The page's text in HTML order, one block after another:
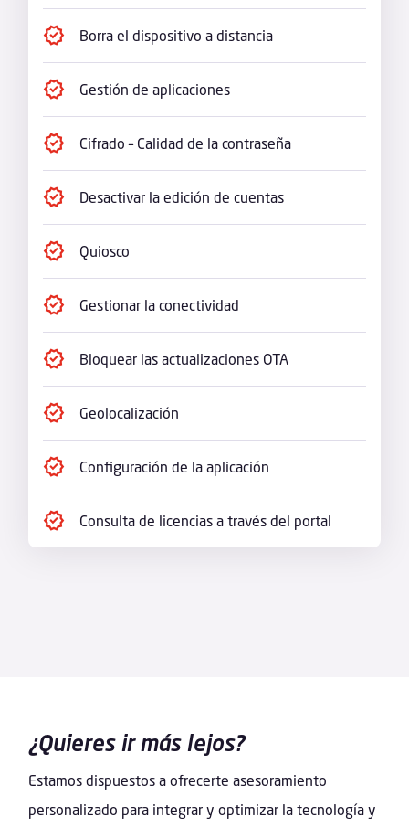
Borra el dispositivo a distancia
Gestión de aplicaciones
Cifrado – Calidad de la contraseña
Desactivar la edición de cuentas
Quiosco
Gestionar la conectividad
Bloquear las actualizaciones OTA
Geolocalización
Configuración de la aplicación
Consulta de licencias a través del portal
¿Quieres ir más lejos?
Estamos dispuestos a ofrecerte asesoramiento
personalizado para integrar y optimizar la tecnología y